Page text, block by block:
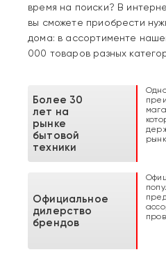
время на поиски? В
вы сможете приобрести
дома: в ассортименте
000 товаров разных
Более 30
лет на
рынке
бытовой
техники
Официальное
дилерство
брендов